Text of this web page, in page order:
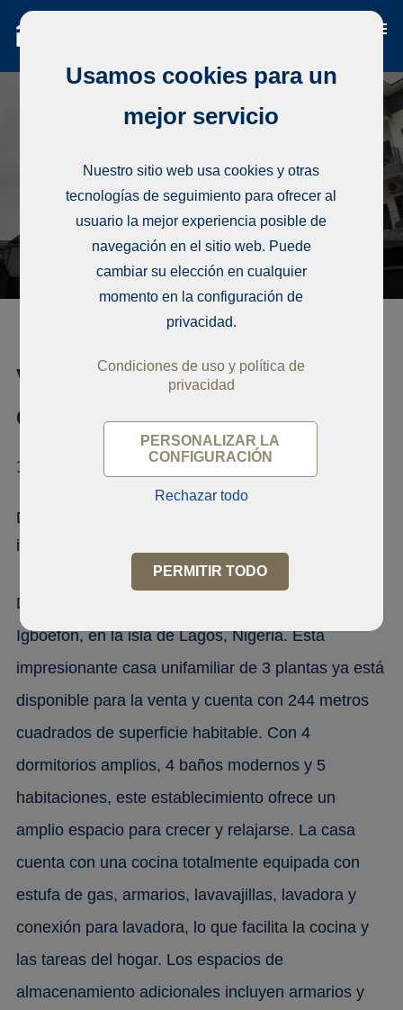
Vivienda unifamiliar, Lekki
Conservative
105102 Lekki phase1, Lekki
Dúplex de 4 dormitorios totalmente
independiente
Disfrute de la personificación de la vida de lujo en
Igboefon, en la isla de Lagos, Nigeria. Esta
impresionante casa unifamiliar de 3 plantas ya está
disponible para la venta y cuenta con 244 metros
cuadrados de superficie habitable. Con 4
dormitorios amplios, 4 baños modernos y 5
habitaciones, este establecimiento ofrece un
amplio espacio para crecer y relajarse. La casa
cuenta con una cocina totalmente equipada con
estufa de gas, armarios, lavavajillas, lavadora y
conexión para lavadora, lo que facilita la cocina y
las tareas del hogar. Los espacios de
almacenamiento adicionales incluyen armarios y
Usamos cookies para un
mejor servicio
Nuestro sitio web usa cookies y otras
tecnologías de seguimiento para ofrecer al
usuario la mejor experiencia posible de
navegación en el sitio web. Puede
cambiar su elección en cualquier
momento en la configuración de
privacidad.
Condiciones de uso y política de
privacidad
PERSONALIZAR LA
CONFIGURACIÓN
Rechazar todo
PERMITIR TODO